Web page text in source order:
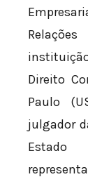
Direito
Paulo
julgador
Estado